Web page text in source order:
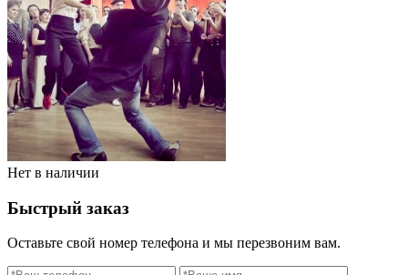
Нет в наличии
Быстрый заказ
Оставьте свой номер телефона и мы перезвоним вам.